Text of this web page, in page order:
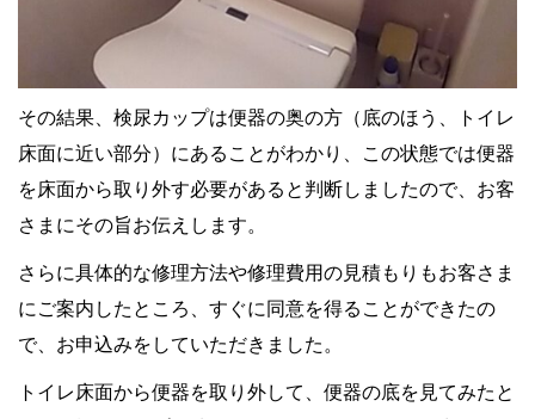
その結果、検尿カップは便器の奥の方（底のほう、トイレ
床面に近い部分）にあることがわかり、この状態では便器
を床面から取り外す必要があると判断しましたので、お客
さまにその旨お伝えします。
さらに具体的な修理方法や修理費用の見積もりもお客さま
にご案内したところ、すぐに同意を得ることができたの
で、お申込みをしていただきました。
トイレ床面から便器を取り外して、便器の底を見てみたと